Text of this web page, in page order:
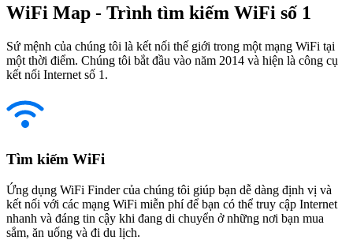
WiFi Map - Trình tìm kiếm WiFi số 1
Sứ mệnh của chúng tôi là kết nối thế giới trong một mạng WiFi tại
một thời điểm. Chúng tôi bắt đầu vào năm 2014 và hiện là công cụ
kết nối Internet số 1.
Tìm kiếm WiFi
Ứng dụng WiFi Finder của chúng tôi giúp bạn dễ dàng định vị và
kết nối với các mạng WiFi miễn phí để bạn có thể truy cập Internet
nhanh và đáng tin cậy khi đang di chuyển ở những nơi bạn mua
sắm, ăn uống và đi du lịch.